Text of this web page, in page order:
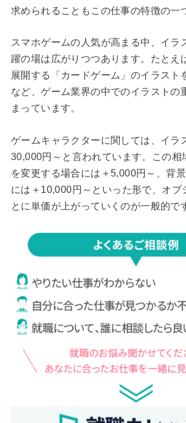
求められることもこの仕事の特徴の一
スマホゲームの人気が高まる中、イラ
躍の場は広がりつつあります。たとえ
展開する「カードゲーム」のイラスト
など、ゲーム業界の中でのイラストの
まっています。
ゲームキャラクターに関しては、イラ
30,000円～と言われています。この相
を変更する場合には＋5,000円～、背
には＋10,000円～といった形で、オプ
とに単価が上がっていくのが一般的で